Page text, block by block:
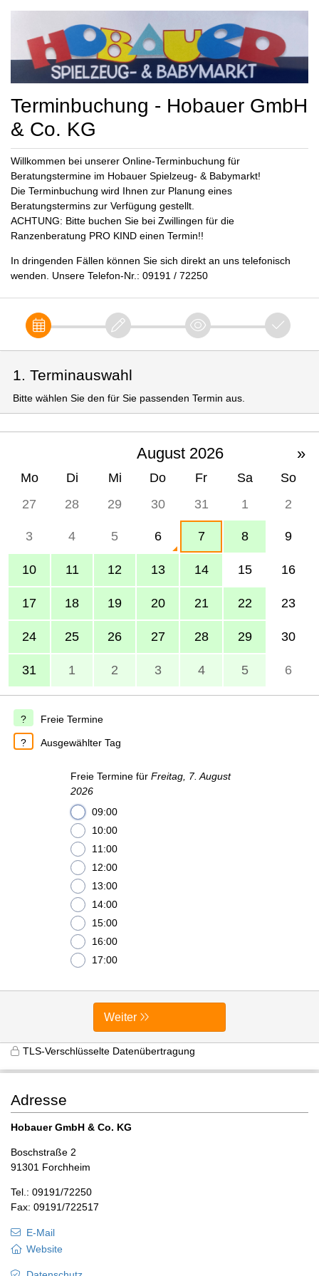
Terminbuchung - Hobauer GmbH
& Co. KG
Willkommen bei unserer Online-Terminbuchung für
Beratungstermine im Hobauer Spielzeug- & Babymarkt!
Die Terminbuchung wird Ihnen zur Planung eines
Beratungstermins zur Verfügung gestellt.
ACHTUNG: Bitte buchen Sie bei Zwillingen für die
Ranzenberatung PRO KIND einen Termin!!
In dringenden Fällen können Sie sich direkt an uns telefonisch
wenden. Unsere Telefon-Nr.: 09191 / 72250
1. Terminauswahl
Bitte wählen Sie den für Sie passenden Termin aus.
August 2026 »
Mo Di Mi Do Fr Sa
So
27
28 29 30 31 1 2
3 4 5 6 7 8 9
10 11 12 13 14 15 16
17 18 19 20 21 22 23
24 25 26 27 28 29 30
31 1 2 3 4 5 6
Freie Termine
Ausgewählter Tag
Freie Termine für Freitag, 7. August
2026
09:00
10:00
11:00
12:00
13:00
14:00
15:00
16:00
17:00
Weiter
TLS-Verschlüsselte Datenübertragung
Adresse
Hobauer GmbH & Co. KG
Boschstraße 2
91301 Forchheim
Tel.: 09191/72250
Fax: 09191/722517
E-Mail
Website